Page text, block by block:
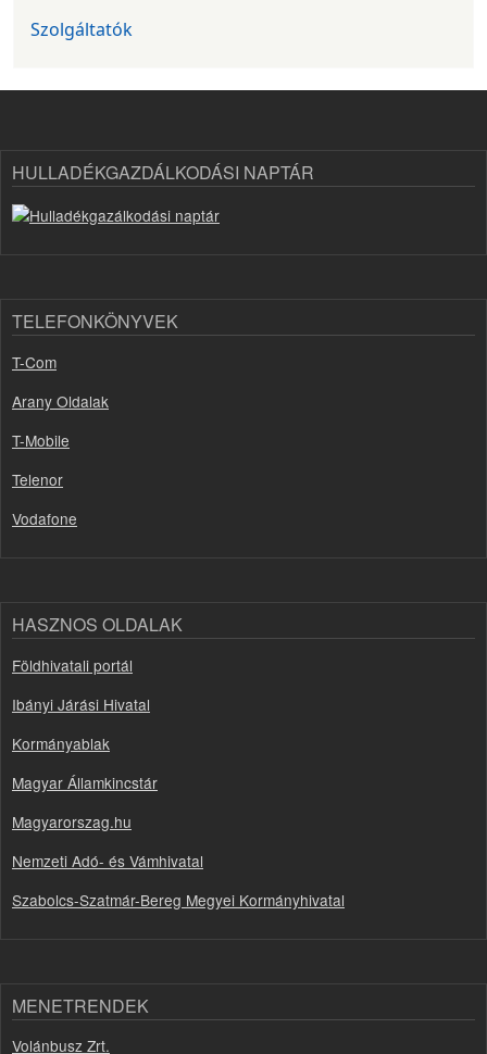
Szolgáltatók
HULLADÉKGAZDÁLKODÁSI NAPTÁR
TELEFONKÖNYVEK
T-Com
Arany Oldalak
T-Mobile
Telenor
Vodafone
HASZNOS OLDALAK
Földhivatali portál
Ibányi Járási Hivatal
Kormányablak
Magyar Államkincstár
Magyarorszag.hu
Nemzeti Adó- és Vámhivatal
Szabolcs-Szatmár-Bereg Megyei Kormányhivatal
MENETRENDEK
Volánbusz Zrt.